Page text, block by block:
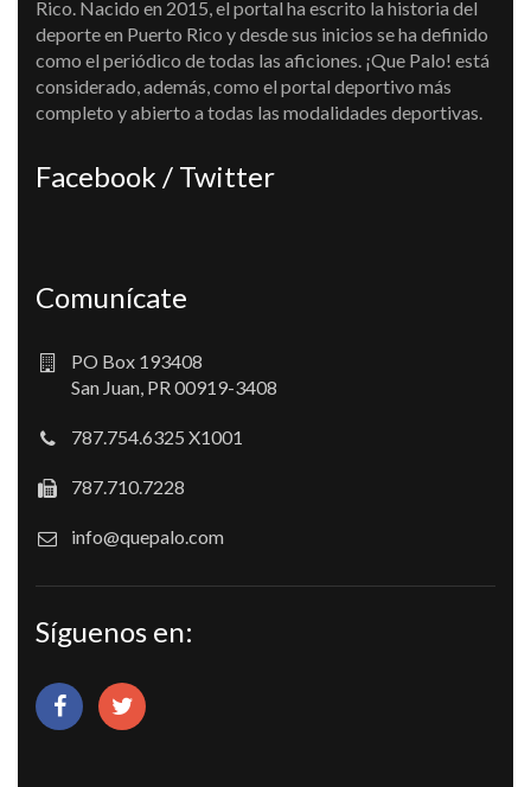
Rico. Nacido en 2015, el portal ha escrito la historia del
deporte en Puerto Rico y desde sus inicios se ha definido
como el periódico de todas las aficiones. ¡Que Palo! está
considerado, además, como el portal deportivo más
completo y abierto a todas las modalidades deportivas.
Facebook / Twitter
Comunícate
PO Box 193408
San Juan, PR 00919-3408
787.754.6325 X1001
787.710.7228
info@quepalo.com
Síguenos en: